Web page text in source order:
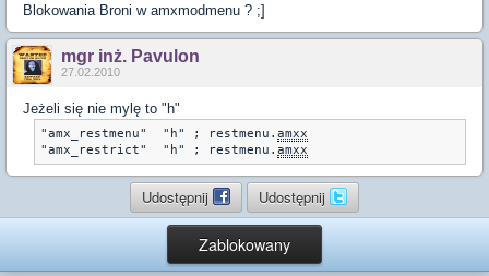
Blokowania Broni w amxmodmenu ? ;]
mgr inż. Pavulon
27.02.2010
Jeżeli się nie mylę to "h"
"amx_restmenu" 	"h" ; restmenu. amxx
"amx_restrict" 	"h" ; restmenu. amxx
Udostępnij Udostępnij
Zablokowany